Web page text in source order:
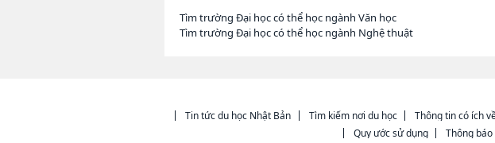
Tìm trường Đại học có thể học ngành Văn học
Tìm trường Đại học có thể học ngành Nghệ thuật
Tin tức du học Nhật Bản Tìm kiếm nơi du học Thông tin có ích
Quy ước sử dụng
Thông